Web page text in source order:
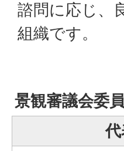
諮問に応じ、
組織です。
景観審議会委員